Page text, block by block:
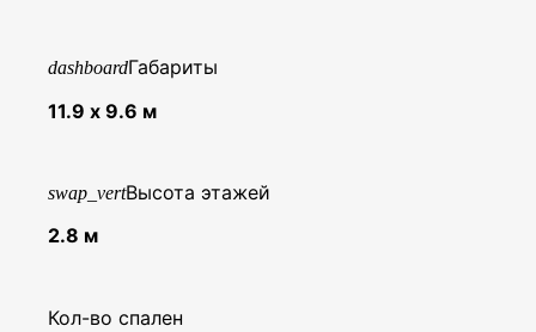
dashboardГабариты
11.9 х 9.6 м
swap_vertВысота этажей
2.8 м
Кол-во спален